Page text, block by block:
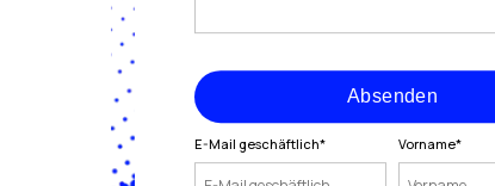
Absenden
E-Mail geschäftlich* Vorname*